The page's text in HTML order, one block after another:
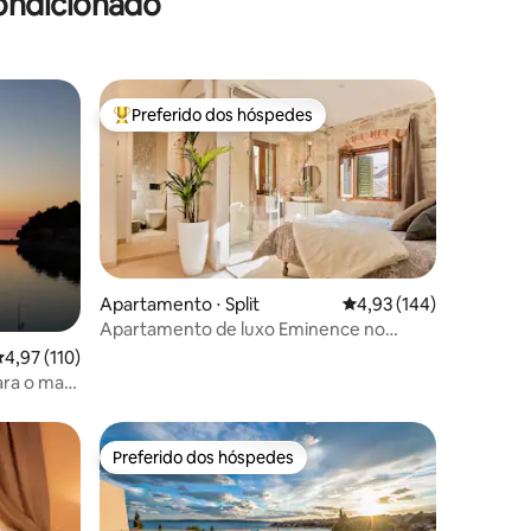
hóspedes
de uma avaliação média de 5, 110 avaliações
4,97 (110)
o mar
Entre os melhores preferidos dos hóspedes
Preferido dos hóspedes
Apartamento ⋅ Split 4,93 de uma avaliação
4,93 (144)
Apartamento de luxo Eminence no
hóspedes Preferido dos hóspedes
Preferido dos hóspedes